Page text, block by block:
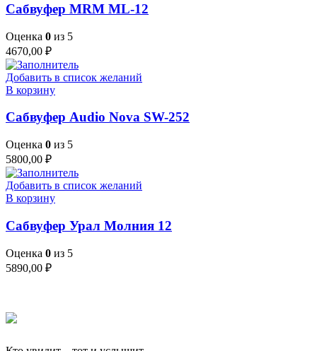
Сабвуфер MRM ML-12
Оценка 0 из 5
4670,00 ₽
Добавить в список желаний
В корзину
Сабвуфер Audio Nova SW-252
Оценка 0 из 5
5800,00 ₽
Добавить в список желаний
В корзину
Сабвуфер Урал Молния 12
Оценка 0 из 5
5890,00 ₽